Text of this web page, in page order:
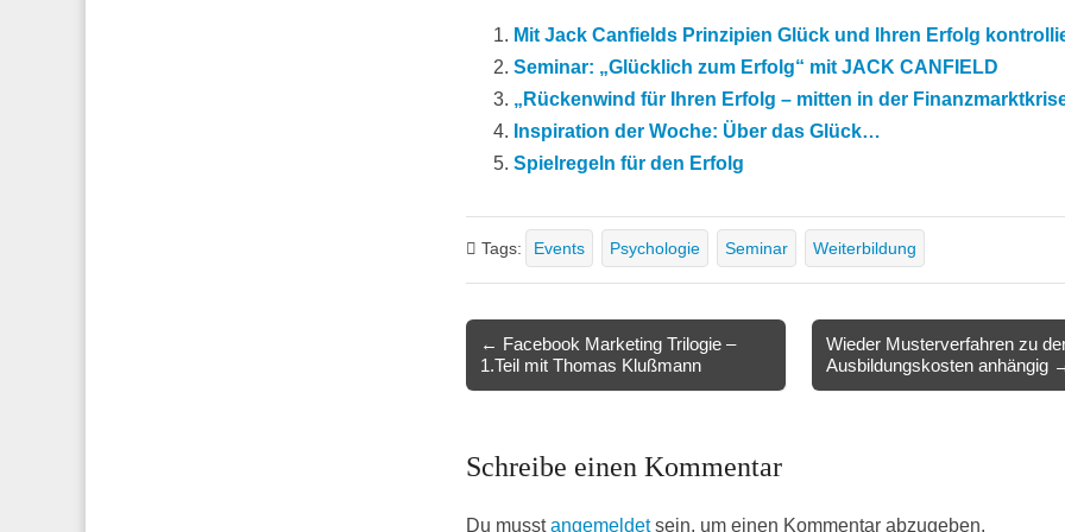
Mit Jack Canfields Prinzipien Glück und Ihren Erfolg
Seminar: „Glücklich zum Erfolg“ mit JACK CANFIELD
„Rückenwind für Ihren Erfolg – mitten in der
Inspiration der Woche: Über das Glück…
Spielregeln für den Erfolg
Tags: Events Psychologie Seminar Weiterbildung
navigation
← Facebook Marketing Trilogie –
1.Teil mit Thomas Klußmann
Wieder Musterverfahren zu
Ausbildungskosten anhängig
Schreibe einen Kommentar
Du musstangemeldetsein, um einen Kommentar abzugeben.